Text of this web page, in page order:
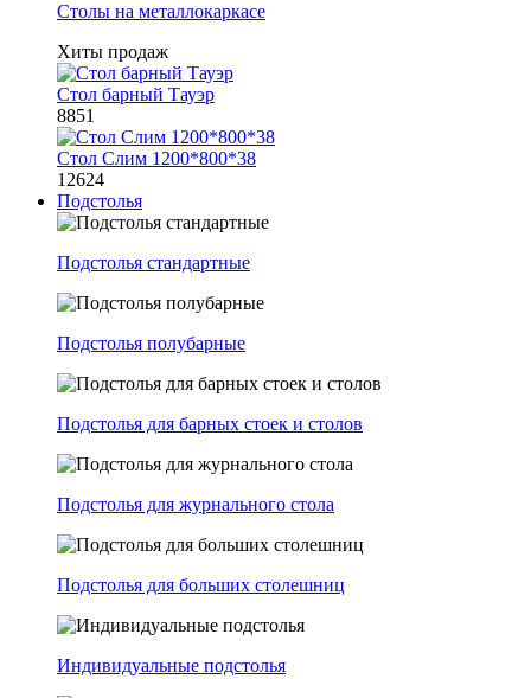
Столы на металлокаркасе
Хиты продаж
Стол барный Тауэр
8851
Стол Слим 1200*800*38
12624
Подстолья
Подстолья стандартные
Подстолья полубарные
Подстолья для барных стоек и столов
Подстолья для журнального стола
Подстолья для больших столешниц
Индивидуальные подстолья